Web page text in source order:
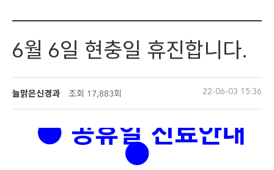
6월 6일 현충일 휴진합니다.
늘맑은신경과 조회 17,883회 22-06-03 15:36
● 공휴일 진료안내
●